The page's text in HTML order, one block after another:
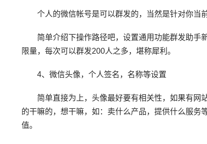
个人的微信帐号是可以群发的，当然是针对你当前
简单介绍下操作路径吧，设置通用功能群发助手新
限量，每次可以群发200人之多，堪称犀利。
4、微信头像，个人签名，名称等设置
简单直接为上，头像最好要有相关性，如果有网站
的干嘛的，想干嘛，如：卖什么产品，提供什么服
值。